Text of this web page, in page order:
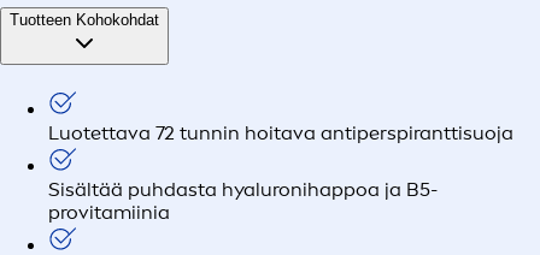
Tuotteen Kohokohdat
Luotettava 72 tunnin hoitava antiperspiranttisuoja
Sisältää puhdasta hyaluronihappoa ja B5-
provitamiinia